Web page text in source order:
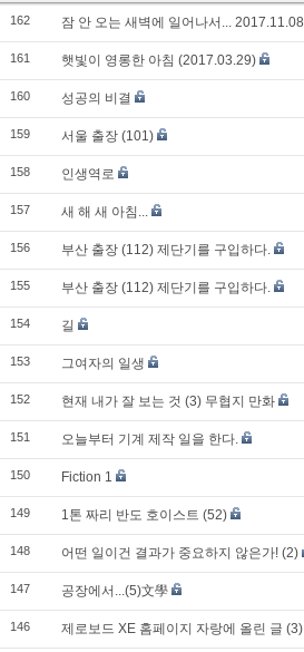
162 잠 안 오는 새벽에 일어나서... 2017.11.08
161 햇빛이 영롱한 아침 (2017.03.29)
160 성공의 비결
159 서울 출장 (101)
158 인생역로
157 새 해 새 아침...
156 부산 출장 (112) 제단기를 구입하다.
155 부산 출장 (112) 제단기를 구입하다.
154 길
153 그여자의 일생
152 현재 내가 잘 보는 것 (3) 무협지 만화
151 오늘부터 기계 제작 일을 한다.
150 Fiction 1
149 1톤 짜리 반도 호이스트 (52)
148 어떤 일이건 결과가 중요하지 않은가! (2)
147 공장에서...(5)文學
146 제로보드 XE 홈페이지 자랑에 올린 글 (3)